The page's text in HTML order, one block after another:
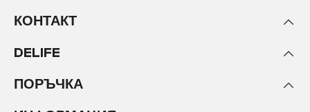
КОНТАКТ
DELIFE
ПОРЪЧКА